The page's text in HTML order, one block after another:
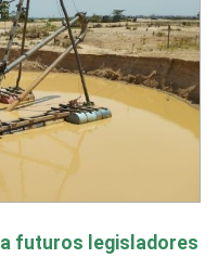
futuros legisladores